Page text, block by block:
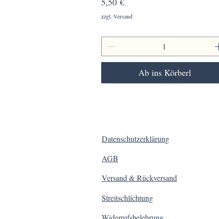
zzgl. Versand
Ab ins Körberl
Datenschutzerklärung
AGB
Versand & Rückversand
Streitschlichtung